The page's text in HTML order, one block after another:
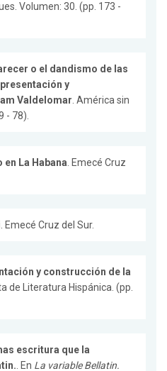
Volumen: 30. (pp. 173 -
o el dandismo de las
y
Valdelomar. América sin
- 78).
en La Habana. Emecé Cruz
. Emecé Cruz del Sur.
y construcción de la
de Literatura Hispánica. (pp.
escritura que la
. En La variable Bellatin.